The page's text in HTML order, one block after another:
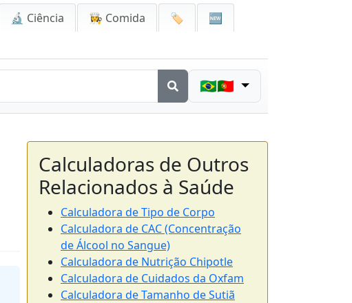
🔬 Ciência 👩‍🍳 Comida 🏷️
🆕
🇧🇷🇵🇹
Calculadoras de Outros
Relacionados à Saúde
Calculadora de Tipo de Corpo
Calculadora de CAC (Concentração
de Álcool no Sangue)
Calculadora de Nutrição Chipotle
Calculadora de Cuidados da Oxfam
Calculadora de Tamanho de Sutiã